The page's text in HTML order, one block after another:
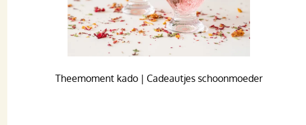
Theemoment kado | Cadeautjes schoonmoeder